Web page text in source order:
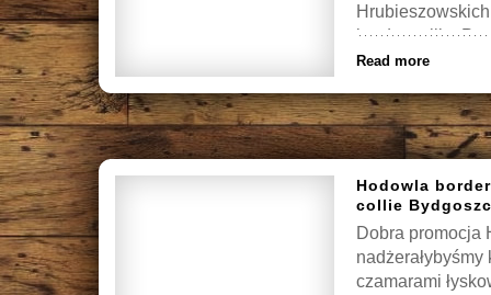
border collie.
Read more
Hodowla
collie
Dobra promocja
czamarami